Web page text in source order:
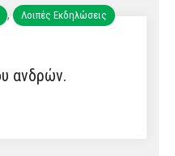
, Λοιπές Εκδηλώσεις
ανδρών.